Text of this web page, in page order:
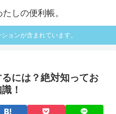
ョンが含まれています。
には？絶対知ってお
！